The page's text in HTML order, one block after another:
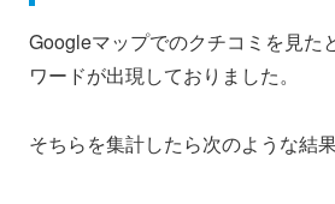
Googleマップでのクチコミを見た
ワードが出現しておりました。
そちらを集計したら次のような結